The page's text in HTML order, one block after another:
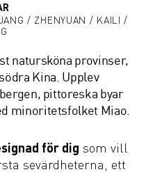
/ ZHENYUAN / KAILI /
natursköna provinser,
Kina. Upplev
pittoreska byar
minoritetsfolket Miao.
för dig som vill
sevärdheterna, ett